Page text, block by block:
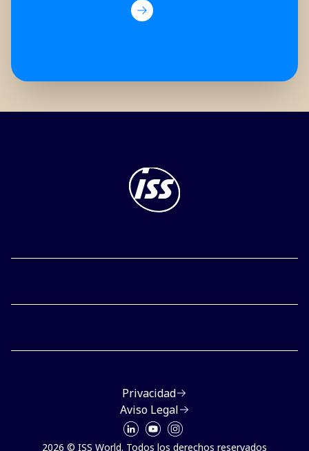
2026 © ISS World. Todos los derechos reservados
Privacidad
Aviso Legal